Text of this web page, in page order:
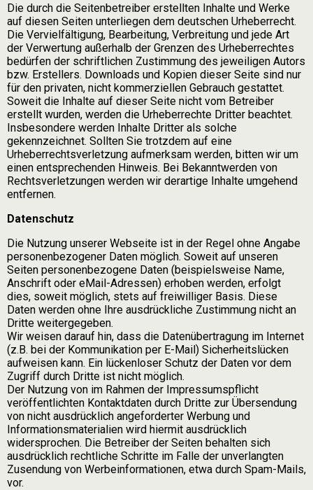
Die durch die Seitenbetreiber erstellten Inhalte und Werke
auf diesen Seiten unterliegen dem deutschen Urheberrecht.
Die Vervielfältigung, Bearbeitung, Verbreitung und jede Art
der Verwertung außerhalb der Grenzen des Urheberrechtes
bedürfen der schriftlichen Zustimmung des jeweiligen Autors
bzw. Erstellers. Downloads und Kopien dieser Seite sind nur
für den privaten, nicht kommerziellen Gebrauch gestattet.
Soweit die Inhalte auf dieser Seite nicht vom Betreiber
erstellt wurden, werden die Urheberrechte Dritter beachtet.
Insbesondere werden Inhalte Dritter als solche
gekennzeichnet. Sollten Sie trotzdem auf eine
Urheberrechtsverletzung aufmerksam werden, bitten wir um
einen entsprechenden Hinweis. Bei Bekanntwerden von
Rechtsverletzungen werden wir derartige Inhalte umgehend
entfernen.
Datenschutz
Die Nutzung unserer Webseite ist in der Regel ohne Angabe
personenbezogener Daten möglich. Soweit auf unseren
Seiten personenbezogene Daten (beispielsweise Name,
Anschrift oder eMail-Adressen) erhoben werden, erfolgt
dies, soweit möglich, stets auf freiwilliger Basis. Diese
Daten werden ohne Ihre ausdrückliche Zustimmung nicht an
Dritte weitergegeben.
Wir weisen darauf hin, dass die Datenübertragung im Internet
(z.B. bei der Kommunikation per E-Mail) Sicherheitslücken
aufweisen kann. Ein lückenloser Schutz der Daten vor dem
Zugriff durch Dritte ist nicht möglich.
Der Nutzung von im Rahmen der Impressumspflicht
veröffentlichten Kontaktdaten durch Dritte zur Übersendung
von nicht ausdrücklich angeforderter Werbung und
Informationsmaterialien wird hiermit ausdrücklich
widersprochen. Die Betreiber der Seiten behalten sich
ausdrücklich rechtliche Schritte im Falle der unverlangten
Zusendung von Werbeinformationen, etwa durch Spam-Mails,
vor.